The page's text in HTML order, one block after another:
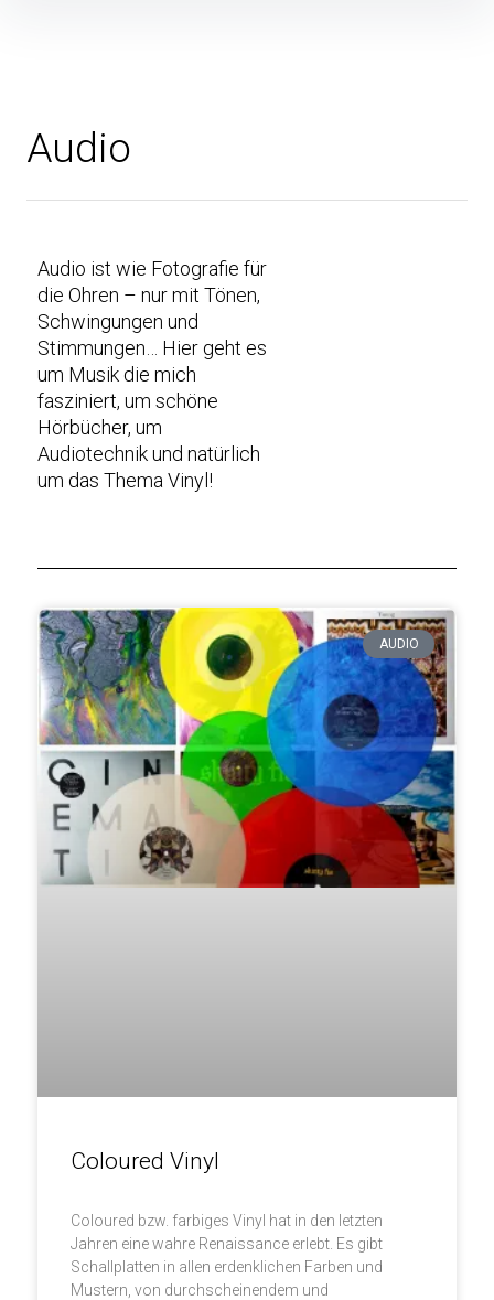
Audio
Audio ist wie Fotografie für
die Ohren – nur mit Tönen,
Schwingungen und
Stimmungen… Hier geht es
um Musik die mich
fasziniert, um schöne
Hörbücher, um
Audiotechnik und natürlich
um das Thema Vinyl!
AUDIO
Coloured Vinyl
Coloured bzw. farbiges Vinyl hat in den letzten
Jahren eine wahre Renaissance erlebt. Es gibt
Schallplatten in allen erdenklichen Farben und
Mustern, von durchscheinendem und